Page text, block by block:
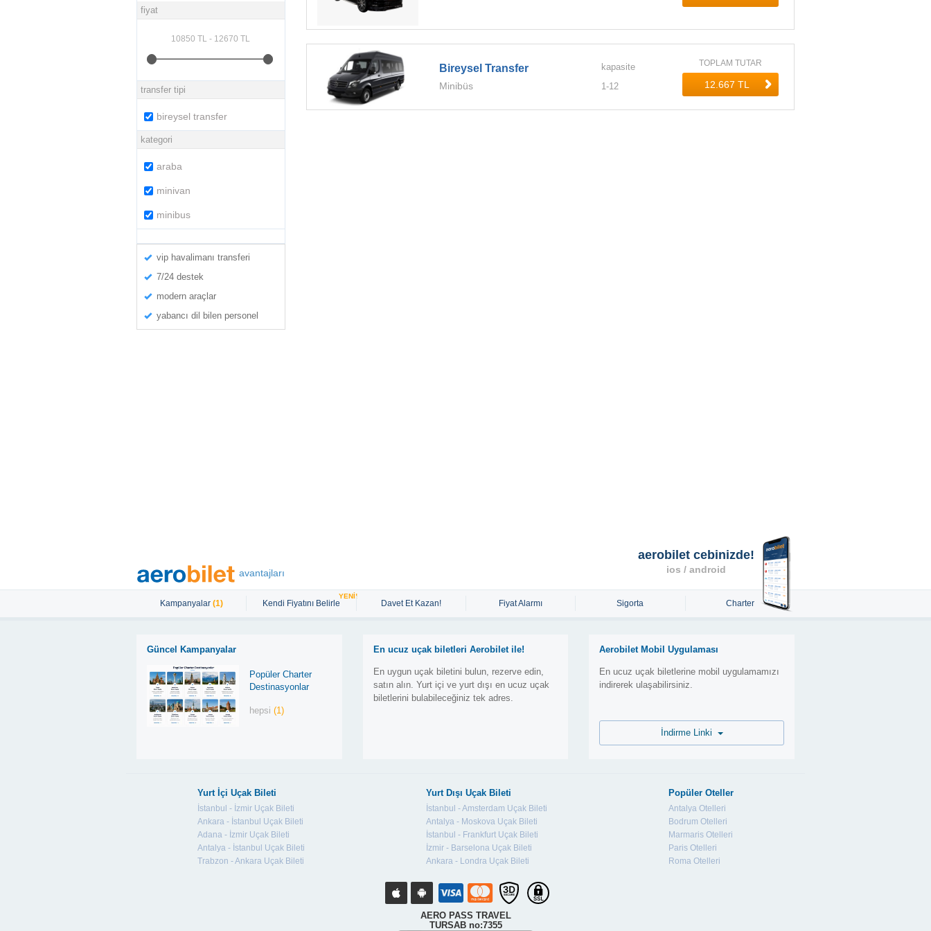
fiyat
transfer tipi
bireysel transfer
kategori
araba
minivan
minibus
vip havalimanı transferi
7/24 destek
modern araçlar
yabancı dil bilen personel
Bireysel Transfer
Minibüs
kapasite
1-12
TOPLAM TUTAR
avantajları
Kampanyalar (1) Kendi Fiyatını Belirle
YENİ!
Davet Et Kazan! Fiyat Alarmı Sigorta Charter
Güncel Kampanyalar
Popüler Charter
Destinasyonlar
hepsi(1)
En ucuz uçak biletleri Aerobilet ile!
En uygun uçak biletini bulun, rezerve edin,
satın alın. Yurt içi ve yurt dışı en ucuz uçak
biletlerini bulabileceğiniz tek adres.
aerobilet cebinizde!
ios / android
Aerobilet Mobil Uygulaması
En ucuz uçak biletlerine mobil uygulamamızı
indirerek ulaşabilirsiniz.
Yurt İçi Uçak Bileti
İstanbul - İzmir Uçak Bileti
Ankara - İstanbul Uçak Bileti
Adana - İzmir Uçak Bileti
Antalya - İstanbul Uçak Bileti
Trabzon - Ankara Uçak Bileti
Yurt Dışı Uçak Bileti
İstanbul - Amsterdam Uçak Bileti
Antalya - Moskova Uçak Bileti
İstanbul - Frankfurt Uçak Bileti
İzmir - Barselona Uçak Bileti
Ankara - Londra Uçak Bileti
Popüler Oteller
Antalya Otelleri
Bodrum Otelleri
Marmaris Otelleri
Paris Otelleri
Roma Otelleri
AERO PASS TRAVEL
TURSAB no:7355